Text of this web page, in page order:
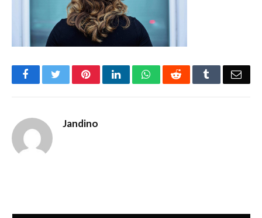
FacebookTwitterPinterestLinkedInWhatsAppReddit Tumblr
Jandino